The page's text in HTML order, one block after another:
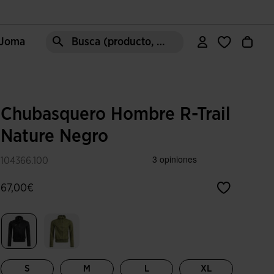
Busca (producto, estilo, área, ect.)
Chubasquero Hombre R-Trail
Nature Negro
104366.100
67,00€
S M L XL